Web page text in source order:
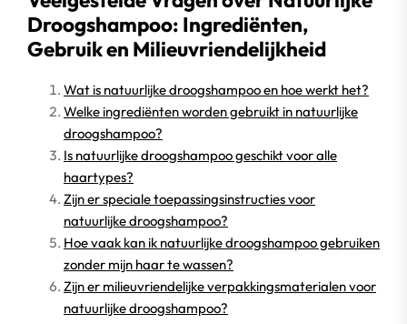
Droogshampoo: Ingrediënten,
Gebruik en Milieuvriendelijkheid
Wat is natuurlijke droogshampoo en hoe werkt het?
Welke ingrediënten worden gebruikt in natuurlijke
droogshampoo?
Is natuurlijke droogshampoo geschikt voor alle
haartypes?
Zijn er speciale toepassingsinstructies voor
natuurlijke droogshampoo?
Hoe vaak kan ik natuurlijke droogshampoo gebruiken
zonder mijn haar te wassen?
Zijn er milieuvriendelijke verpakkingsmaterialen voor
natuurlijke droogshampoo?